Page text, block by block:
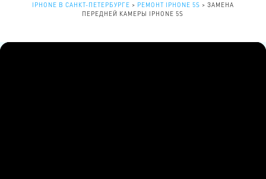
IPHONE В САНКТ-ПЕТЕРБУРГЕ > РЕМОНТ IPHONE 5S > ЗАМЕНА
ПЕРЕДНЕЙ КАМЕРЫ IPHONE 5S